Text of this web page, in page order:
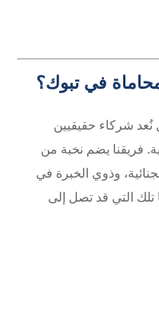
في تبوك؟
نُعد شركاء حقيقيين
فريقنا يضم نخبة من
وذوي الخبرة في
تلك التي قد تصل إلى